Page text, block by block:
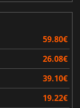
59.80€
26.08€
39.10€
19.22€